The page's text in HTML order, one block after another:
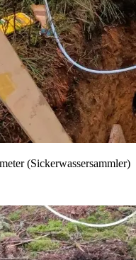
(Sickerwassersammler)